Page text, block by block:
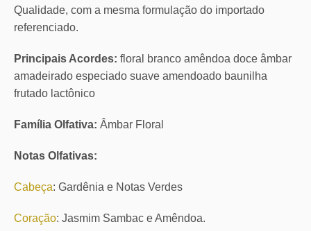
Qualidade, com a mesma formulação do importado
referenciado.
Principais Acordes: floral branco amêndoa doce âmbar
amadeirado especiado suave amendoado baunilha
frutado lactônico
Família Olfativa: Âmbar Floral
Notas Olfativas:
Cabeça: Gardênia e Notas Verdes
Coração: Jasmim Sambac e Amêndoa.